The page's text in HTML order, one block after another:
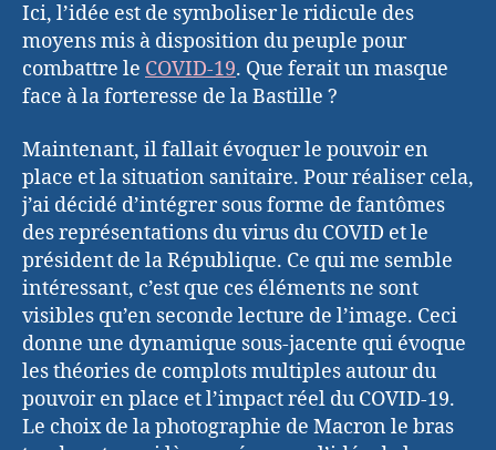
Ici, l’idée est de symboliser le ridicule des
moyens mis à disposition du peuple pour
combattre le COVID-19. Que ferait un masque
face à la forteresse de la Bastille ?
Maintenant, il fallait évoquer le pouvoir en
place et la situation sanitaire. Pour réaliser cela,
j’ai décidé d’intégrer sous forme de fantômes
des représentations du virus du COVID et le
président de la République. Ce qui me semble
intéressant, c’est que ces éléments ne sont
visibles qu’en seconde lecture de l’image. Ceci
donne une dynamique sous-jacente qui évoque
les théories de complots multiples autour du
pouvoir en place et l’impact réel du COVID-19.
Le choix de la photographie de Macron le bras